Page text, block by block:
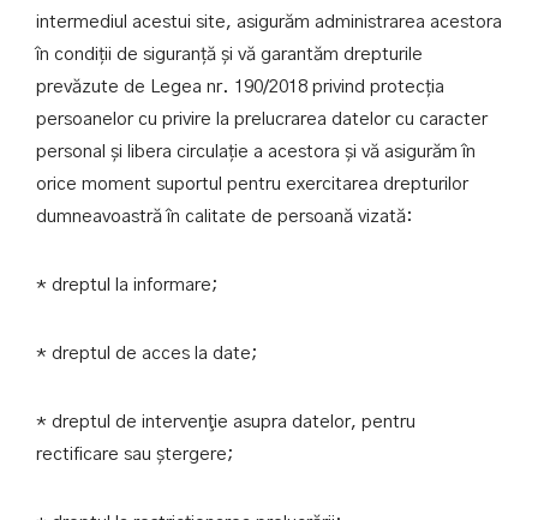
intermediul acestui site, asigurăm administrarea acestora
în condiții de siguranță și vă garantăm drepturile
prevăzute de Legea nr. 190/2018 privind protecția
persoanelor cu privire la prelucrarea datelor cu caracter
personal și libera circulație a acestora și vă asigurăm în
orice moment suportul pentru exercitarea drepturilor
dumneavoastră în calitate de persoană vizată:
* dreptul la informare;
* dreptul de acces la date;
* dreptul de intervenţie asupra datelor, pentru
rectificare sau ștergere;